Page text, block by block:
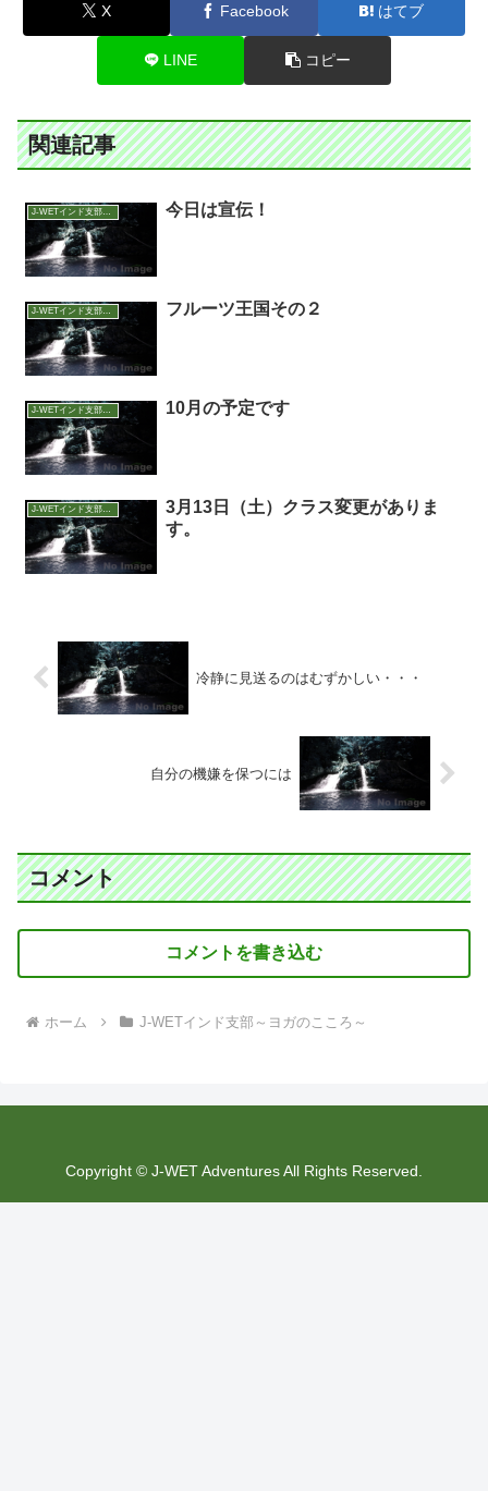
X Facebook はてブ
LINE コピー
関連記事
J-WETインド支部～ヨガのこころ～ 今日は宣伝！
J-WETインド支部～ヨガのこころ～ フルーツ王国その２
J-WETインド支部～ヨガのこころ～ 10月の予定です
J-WETインド支部～ヨガのこころ～
3月13日（土）クラス変更がありま
す。
冷静に見送るのはむずかしい・・・
自分の機嫌を保つには
コメント
コメントを書き込む
ホーム J-WETインド支部～ヨガのこころ～
Copyright © J-WET Adventures All Rights Reserved.